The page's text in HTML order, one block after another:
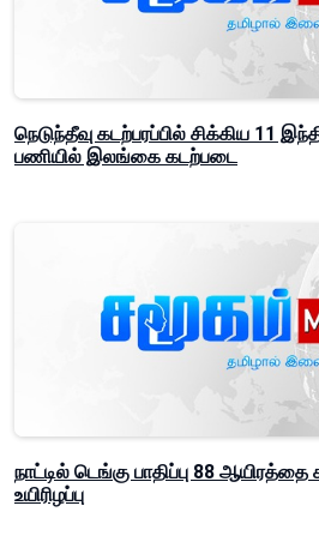
நெடுந்தீவு கடற்பரப்பில் சிக்கிய 11
பணியில் இலங்கை கடற்படை
நாட்டில் டெங்கு பாதிப்பு 88 ஆயிரத்தை
உயிரிழப்பு